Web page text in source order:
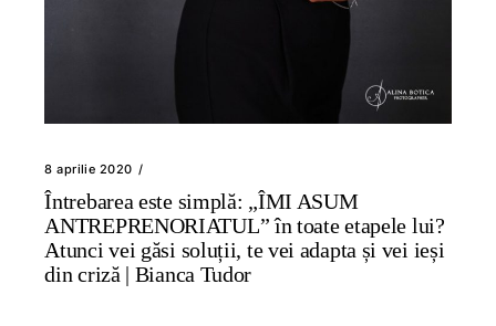
8 aprilie 2020
Întrebarea este simplă: „ÎMI ASUM
ANTREPRENORIATUL” în toate etapele lui?
Atunci vei găsi soluții, te vei adapta și vei ieși
din criză | Bianca Tudor